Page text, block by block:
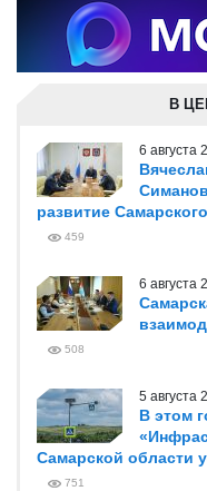
В
6 августа
развитие
459
6 августа
508
5 августа
В этом
Самарской области
751